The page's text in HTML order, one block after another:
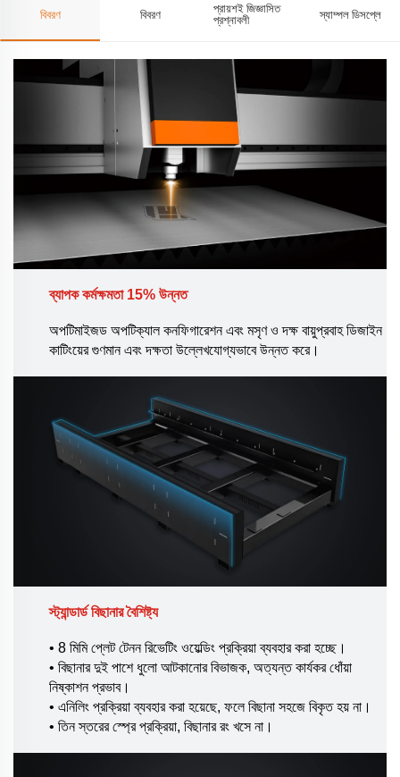
বিবরণ বিবরণ
প্রায়শই জিজ্ঞাসিত
প্রশ্নাবলী
স্যাম্পল ডিসপ্লে
ব্যাপক কর্মক্ষমতা 15% উন্নত
অপটিমাইজড অপটিক্যাল কনফিগারেশন এবং মসৃণ ও দক্ষ বায়ুপ্রবাহ ডিজাইন
কাটিংয়ের গুণমান এবং দক্ষতা উল্লেখযোগ্যভাবে উন্নত করে।
স্ট্যান্ডার্ড বিছানার বৈশিষ্ট্য
• 8 মিমি প্লেট টেনন রিভেটিং ওয়েল্ডিং প্রক্রিয়া ব্যবহার করা হচ্ছে।
• বিছানার দুই পাশে ধুলো আটকানোর বিভাজক, অত্যন্ত কার্যকর ধোঁয়া
নিষ্কাশন প্রভাব।
• এনিলিং প্রক্রিয়া ব্যবহার করা হয়েছে, ফলে বিছানা সহজে বিকৃত হয় না।
• তিন স্তরের স্প্রে প্রক্রিয়া, বিছানার রং খসে না।